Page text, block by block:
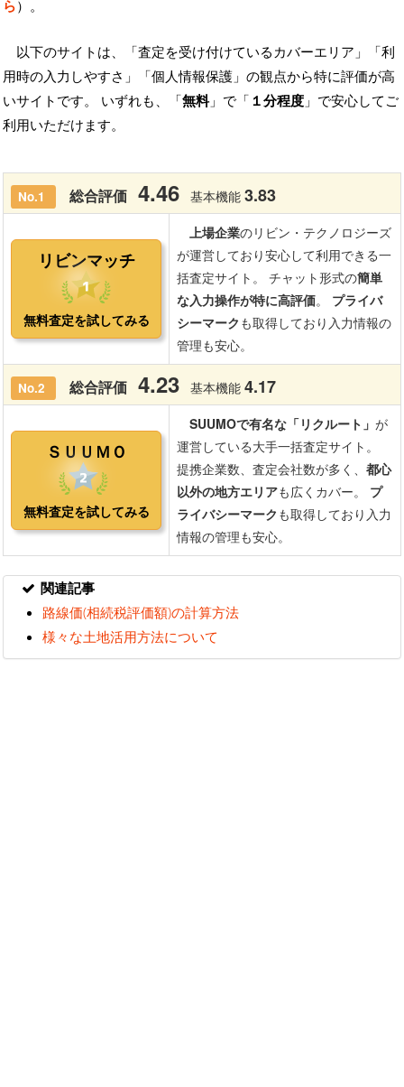
ら）。
以下のサイトは、「査定を受け付けているカバーエリア」「利
用時の入力しやすさ」「個人情報保護」の観点から特に評価が高
いサイトです。 いずれも、「無料」で「 １分程度 」で安心してご
利用いただけます。
関連記事
路線価(相続税評価額)の計算方法
様々な土地活用方法について